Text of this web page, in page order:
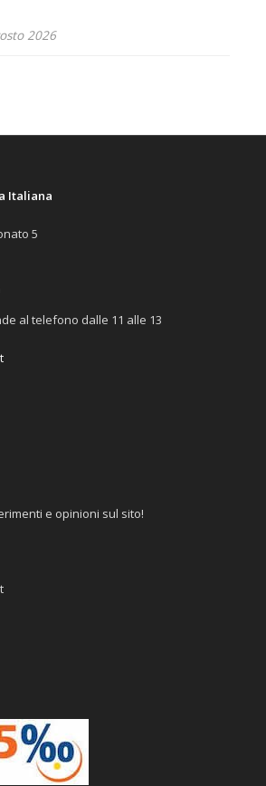
2026
Italiana
5
al telefono dalle 11 alle 13
e opinioni sul sito!